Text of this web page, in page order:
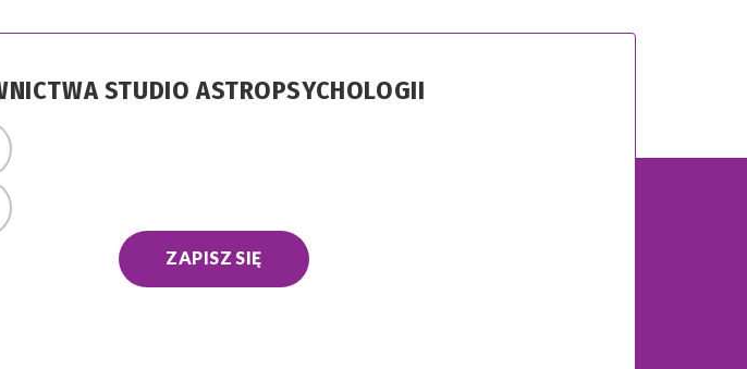
STUDIO ASTROPSYCHOLOGII
ZAPISZ SIĘ